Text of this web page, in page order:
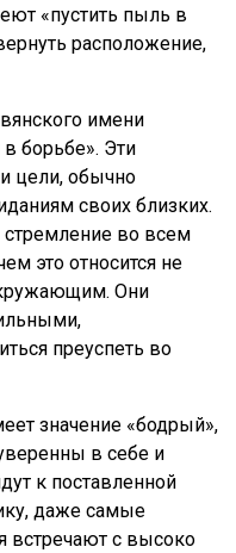
«пустить пыль в
расположение,
имени
в борьбе». Эти
цели, обычно
своих близких.
стремление во всем
это относится не
Они
преуспеть во
значение «бодрый»,
в себе и
к поставленной
даже самые
встречают с высоко